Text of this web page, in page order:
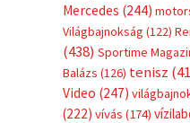
Mercedes (244)
Világbajnokság (122)
(438) Sportime
Balázs (126) tenisz
Video (247)
(222) vívás (174)